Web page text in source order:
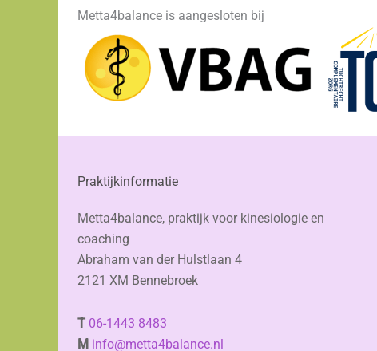
Metta4balance is aangesloten bij
Praktijkinformatie
Metta4balance, praktijk voor kinesiologie en
coaching
Abraham van der Hulstlaan 4
2121 XM Bennebroek
T 06-1443 8483
M info@metta4balance.nl